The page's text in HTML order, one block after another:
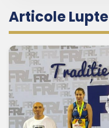
Articole Lupte